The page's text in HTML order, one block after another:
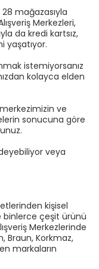
28 mağazasıyla
Merkezleri,
da kredi kartsız,
yaşatıyor.
istemiyorsanız
kolayca elden
ve
sonucuna göre
veya
kişisel
binlerce çeşit ürünü
Merkezlerinde
Braun, Korkmaz,
markaların